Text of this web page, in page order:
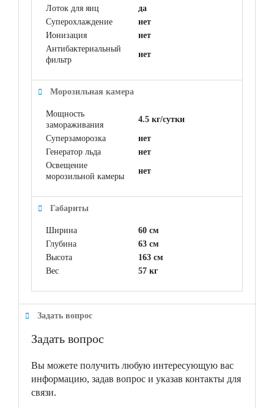
Лоток для яиц
да
Суперохлаждение
нет
Ионизация
нет
Антибактериальный
фильтр
нет
Морозильная камера
Мощность
замораживания
4.5 кг/сутки
Суперзаморозка
нет
Генератор льда
нет
Освещение
морозильной камеры
нет
Габариты
Ширина
60 см
Глубина
63 см
Высота
163 см
Вес
57 кг
Задать вопрос
Задать вопрос
Вы можете получить любую интересующую вас
информацию, задав вопрос и указав контакты для
связи.